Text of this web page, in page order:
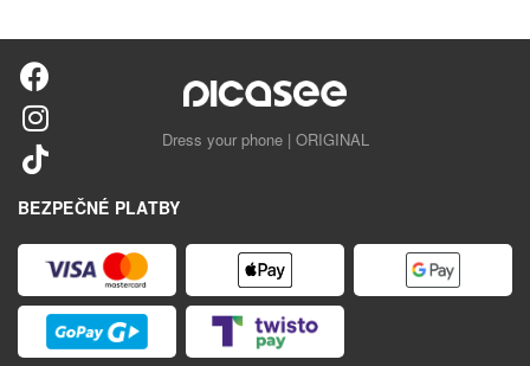
Dress your phone | ORIGINAL
BEZPEČNÉ PLATBY